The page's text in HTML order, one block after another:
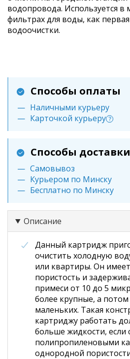
водопровода. Используется в
фильтрах для воды, как
водоочистки.
Способы оплаты
Наличными курьеру
Карточкой курьеру ?
Способы доставки
Самовывоз
Курьером по Минску
Бесплатно по Минску
Описание
Данный картридж
очистить холодную
или квартиры. Он
пористость и
примеси от 10 до 5
более крупные, а
маленьких. Такая
картриджу работать
больше жидкости, если
полипропиленовыми
однородной